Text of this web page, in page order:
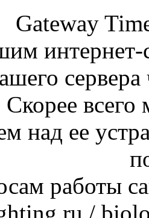
Gateway
интернет-
над ее
работы